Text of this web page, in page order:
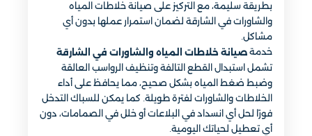
بطريقة سليمة، مع التركيز على صيانة خلاطات المياه
والشاورات في الشارقة لضمان استمرار عملها بدون أي
مشاكل.
خدمة صيانة خلاطات المياه والشاورات في الشارقة
تشمل استبدال القطع التالفة وتنظيف الرواسب العالقة
وضبط ضغط المياه بشكل صحيح، مما يحافظ على أداء
الخلاطات والشاورات لفترة طويلة. كما يمكن للسباك التدخل
فورًا لحل أي انسداد في البلاعات أو خلل في الصمامات، دون
أي تعطيل لحياتك اليومية.